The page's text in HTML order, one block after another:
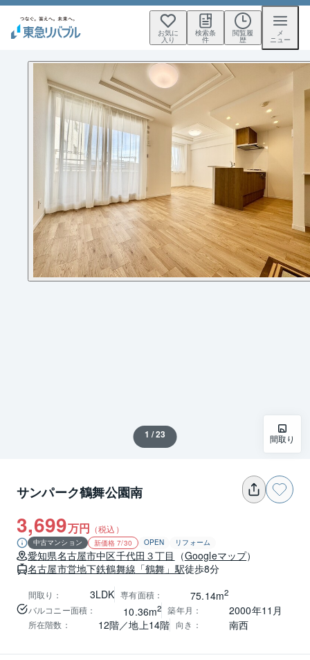
お気に
入り
検索条
件
閲覧履
歴
メ
ニュー
1 / 23 間取り
サンパーク鶴舞公園南
3,699万円 （税込）
中古マンション 新価格 7/30 OPEN リフォーム
愛知県名古屋市中区千代田３丁目 （Googleマップ）
名古屋市営地下鉄鶴舞線 「鶴舞」駅徒歩8分
間取り ： 3LDK 専有面積： 75.14m2
バルコニー面積 ： 10.36m2 築年月 ： 2000年11月
所在階数 ： 12階／地上14階 向き ： 南西